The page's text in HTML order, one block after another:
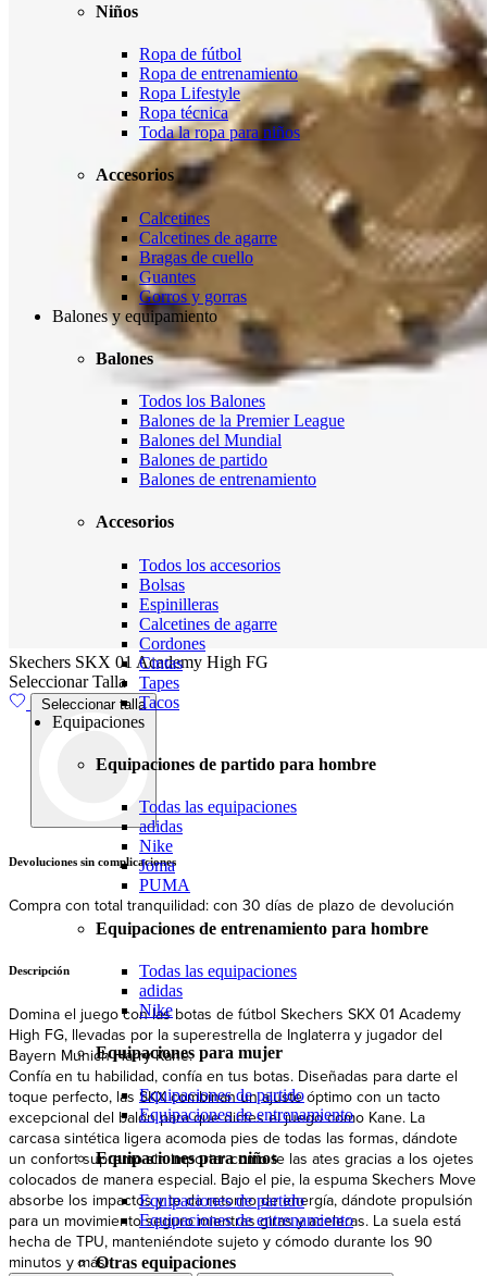
Niños
Ropa de fútbol
Ropa de entrenamiento
Ropa Lifestyle
Ropa técnica
Toda la ropa para niños
Accesorios
Calcetines
Calcetines de agarre
Bragas de cuello
Guantes
Gorros y gorras
Balones y equipamiento
Balones
Todos los Balones
Balones de la Premier League
Balones del Mundial
Balones de partido
Balones de entrenamiento
Accesorios
Todos los accesorios
Bolsas
Espinilleras
Calcetines de agarre
Cordones
Cintas
Tapes
Tacos
Equipaciones
Equipaciones de partido para hombre
Todas las equipaciones
adidas
Nike
Joma
PUMA
Equipaciones de entrenamiento para hombre
Todas las equipaciones
adidas
Nike
Equipaciones para mujer
Equipaciones de partido
Equipaciones de entrenamiento
Equipaciones para niños
Equipaciones de partido
Equipaciones de entrenamiento
Otras equipaciones
Skechers SKX 01 Academy High FG
Seleccionar Talla
Seleccionar talla
Envíos
Envío y entrega rápidos en la UE
Descripción
Domina el juego con las botas de fútbol Skechers SKX 01 Academy
High FG, llevadas por la superestrella de Inglaterra y jugador del
Bayern Munich Harry Kane.
Confía en tu habilidad, confía en tus botas. Diseñadas para darte el
toque perfecto, las SKX combinan un ajuste óptimo con un tacto
excepcional del balón para que dictes el juego como Kane. La
carcasa sintética ligera acomoda pies de todas las formas, dándote
un confort supremo sin importar como te las ates gracias a los ojetes
colocados de manera especial. Bajo el pie, la espuma Skechers Move
absorbe los impactos y te da retorno de energía, dándote propulsión
para un movimiento seguro mientras giras y aceleras. La suela está
hecha de TPU, manteniéndote sujeto y cómodo durante los 90
minutos y más.